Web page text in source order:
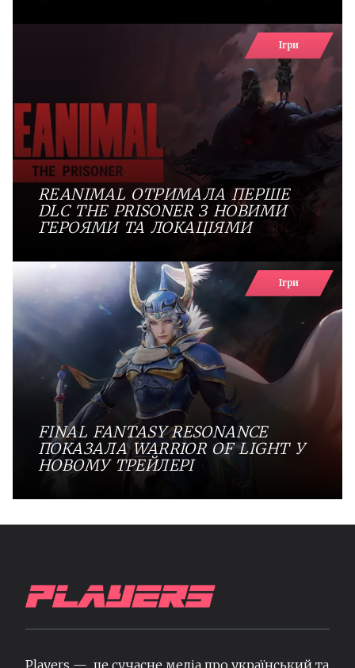
Ігри
REANIMAL ОТРИМАЛА ПЕРШЕ
DLC THE PRISONER З НОВИМИ
ГЕРОЯМИ ТА ЛОКАЦІЯМИ
Ігри
FINAL FANTASY RESONANCE
ПОКАЗАЛА WARRIOR OF LIGHT У
НОВОМУ ТРЕЙЛЕРІ